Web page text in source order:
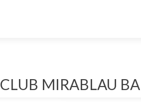
CLUB MIRABLAU